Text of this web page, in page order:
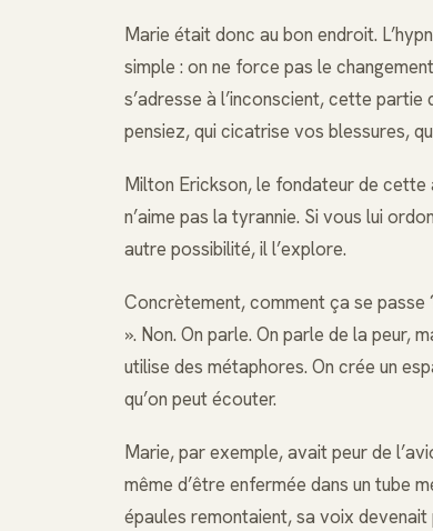
Marie était donc au bon endroit.
simple : on ne force pas le
s’adresse à l’inconscient, cette
pensiez, qui cicatrise vos blessures,
Milton Erickson, le fondateur de cette
n’aime pas la tyrannie. Si vous lui
autre possibilité, il l’explore.
Concrètement, comment ça se passe
». Non. On parle. On parle de la peur,
utilise des métaphores. On crée un
qu’on peut écouter.
Marie, par exemple, avait peur de
même d’être enfermée dans un tube
épaules remontaient, sa voix